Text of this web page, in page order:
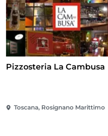
Pizzosteria La Cambusa
Toscana, Rosignano Marittimo